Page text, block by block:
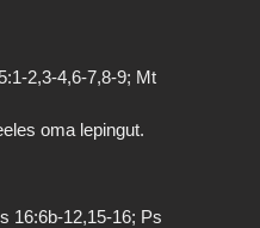
2,3-4,6-7,8-9; Mt
oma lepingut.
16:6b-12,15-16; Ps